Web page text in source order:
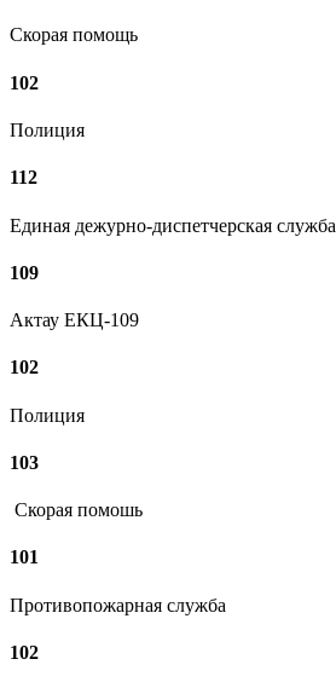
Скорая помощь
102
Полиция
112
Единая дежурно-диспетчерская служба
109
Актау ЕКЦ-109
102
Полиция
103
Скорая помошь
101
Противопожарная служба
102